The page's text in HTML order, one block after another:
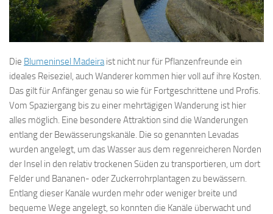
Die Blumeninsel Madeira ist nicht nur für Pflanzenfreunde ein
ideales Reiseziel, auch Wanderer kommen hier voll auf ihre Kosten.
Das gilt für Anfänger genau so wie für Fortgeschrittene und Profis.
Vom Spaziergang bis zu einer mehrtägigen Wanderung ist hier
alles möglich. Eine besondere Attraktion sind die Wanderungen
entlang der Bewässerungskanäle. Die so genannten Levadas
wurden angelegt, um das Wasser aus dem regenreicheren Norden
der Insel in den relativ trockenen Süden zu transportieren, um dort
Felder und Bananen- oder Zuckerrohrplantagen zu bewässern.
Entlang dieser Kanäle wurden mehr oder weniger breite und
bequeme Wege angelegt, so konnten die Kanäle überwacht und